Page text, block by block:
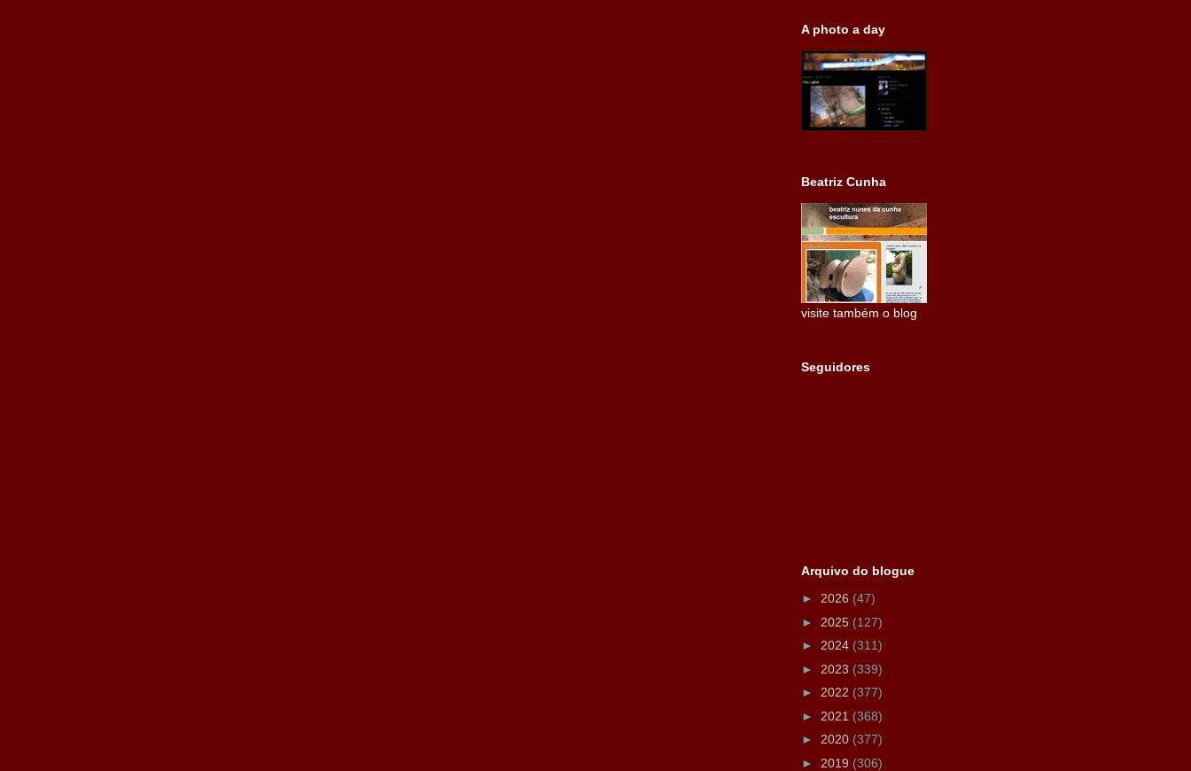
A photo a day
Beatriz Cunha
visite também o blog
Seguidores
Arquivo do blogue
► 2026 (47)
► 2025 (127)
► 2024 (311)
► 2023 (339)
► 2022 (377)
► 2021 (368)
► 2020 (377)
► 2019 (306)